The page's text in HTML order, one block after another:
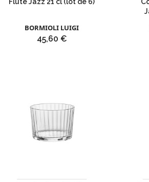
Flûte Jazz 21 cl (lot de 6)
BORMIOLI LUIGI
Prix
45,60 €